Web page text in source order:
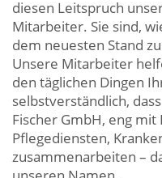
diesen Leitspruch
Mitarbeiter. Sie sind,
dem neuesten Stand
Unsere Mitarbeiter
den täglichen Dingen
selbstverständlich,
Fischer GmbH, eng mit
Pflegediensten,
zusammenarbeiten –